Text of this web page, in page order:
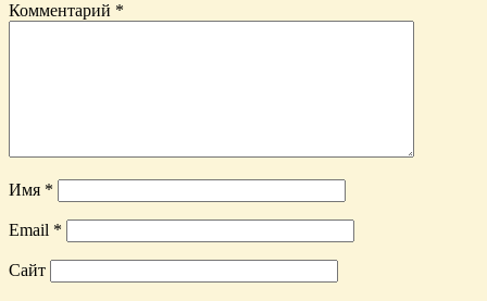
Комментарий *
Имя *
Email *
Сайт